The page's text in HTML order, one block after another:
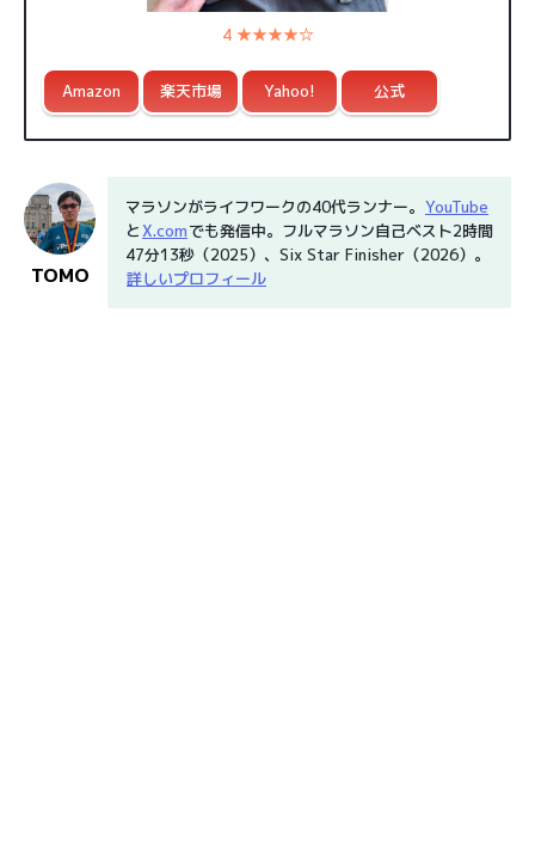
4 ★★★★☆
Amazon 楽天市場 Yahoo! 公式
マラソンがライフワークの40代ランナー。 YouTube
とX.comでも発信中。フルマラソン自己ベスト2時間
47分13秒（2025）、Six Star Finisher（2026）。
詳しいプロフィール
TOMO